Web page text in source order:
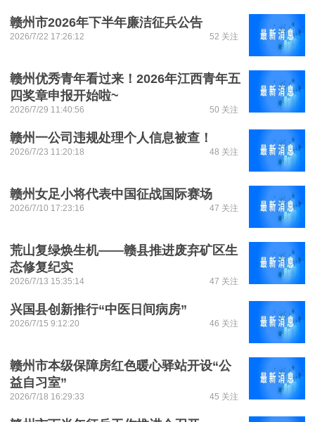
赣州市2026年下半年廉洁征兵公告
2026/7/22 17:26:12 52 关注
赣州优秀青年看过来！2026年江西青年五
四奖章申报开始啦~
2026/7/29 11:40:56 50 关注
赣州一公司违规处理个人信息被查！
2026/7/23 11:20:18 48 关注
赣州女足小将代表中国征战国际赛场
2026/7/10 17:23:16 47 关注
荒山复绿焕生机——赣县推进废弃矿区生
态修复纪实
2026/7/13 15:35:14 47 关注
兴国县创新推行“中医日间病房”
2026/7/15 9:12:20 46 关注
赣州市本级保障房红色暖心驿站开设“公
益自习室”
2026/7/18 16:29:33 45 关注